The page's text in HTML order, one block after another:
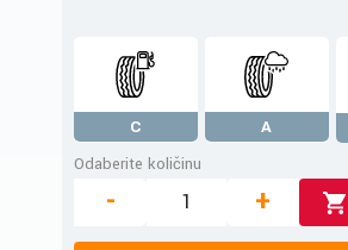
C A
Odaberite količinu
- +